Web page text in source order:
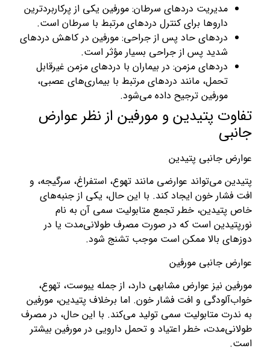
مدیریت دردهای سرطان: مورفین یکی از پرکاربردترین
داروها برای کنترل دردهای مرتبط با سرطان است.
دردهای حاد پس از جراحی: مورفین در کاهش دردهای
شدید پس از جراحی بسیار مؤثر است.
دردهای مزمن: در بیماران با دردهای مزمن غیرقابل
تحمل، مانند دردهای مرتبط با بیماری‌های عصبی،
مورفین ترجیح داده می‌شود.
تفاوت پتیدین و مورفین از نظر عوارض
جانبی
عوارض جانبی پتیدین
پتیدین می‌تواند عوارضی مانند تهوع، استفراغ، سرگیجه، و
افت فشار خون ایجاد کند. با این حال، یکی از جنبه‌های
خاص پتیدین، خطر تجمع متابولیت سمی آن به نام
نورپتیدین است که در صورت مصرف طولانی‌مدت یا در
دوزهای بالا ممکن است موجب تشنج شود.
عوارض جانبی مورفین
مورفین نیز عوارض مشابهی دارد، از جمله یبوست، تهوع،
خواب‌آلودگی و افت فشار خون. اما برخلاف پتیدین، مورفین
به ندرت متابولیت سمی تولید می‌کند. با این حال، در مصرف
طولانی‌مدت، خطر اعتیاد و تحمل دارویی در مورفین بیشتر
است.